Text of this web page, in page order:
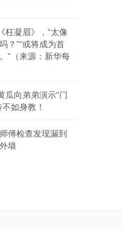
枉凝眉》，“太像
？”“或将成为首
”（来源：新华每
瓜向弟弟演示“门
如身教！
傅检查发现漏到
墙